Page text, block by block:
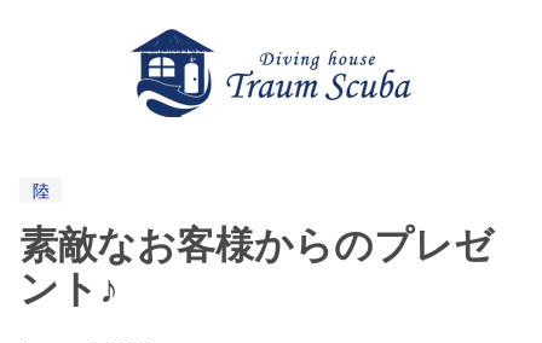
陸
素敵なお客様からのプレゼ
ント♪